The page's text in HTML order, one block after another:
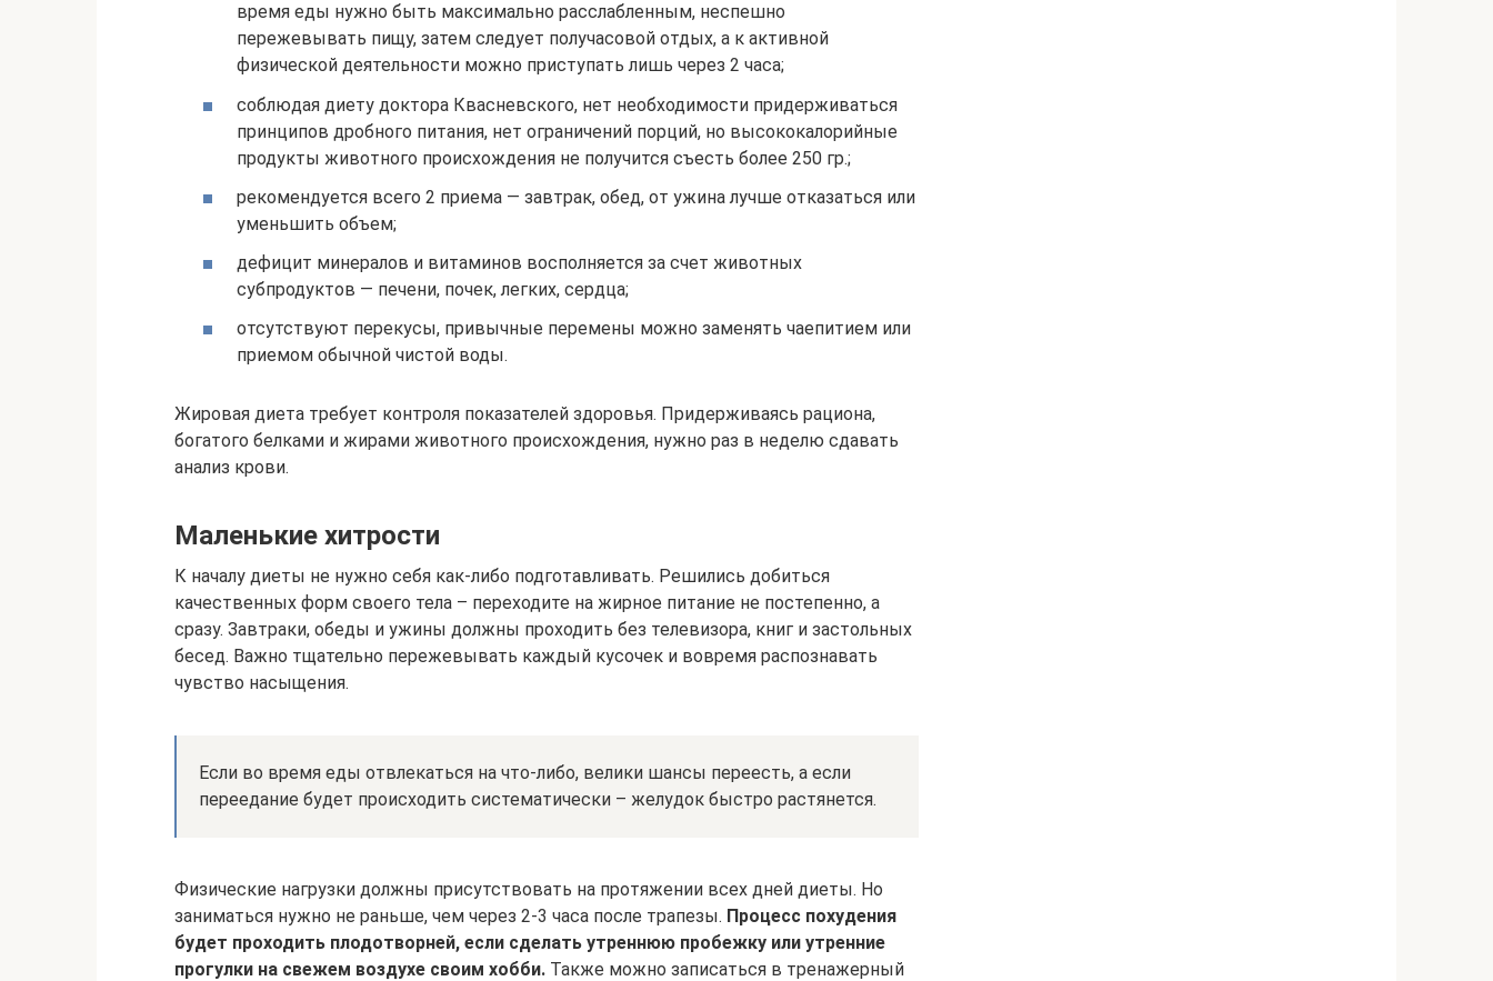
время еды нужно быть максимально расслабленным, неспешно
пережевывать пищу, затем следует получасовой отдых, а к активной
физической деятельности можно приступать лишь через 2 часа;
соблюдая диету доктора Квасневского, нет необходимости придерживаться
принципов дробного питания, нет ограничений порций, но высококалорийные
продукты животного происхождения не получится съесть более 250 гр.;
рекомендуется всего 2 приема — завтрак, обед, от ужина лучше отказаться или
уменьшить объем;
дефицит минералов и витаминов восполняется за счет животных
субпродуктов — печени, почек, легких, сердца;
отсутствуют перекусы, привычные перемены можно заменять чаепитием или
приемом обычной чистой воды.
Жировая диета требует контроля показателей здоровья. Придерживаясь рациона,
богатого белками и жирами животного происхождения, нужно раз в неделю сдавать
анализ крови.
Маленькие хитрости
К началу диеты не нужно себя как-либо подготавливать. Решились добиться
качественных форм своего тела – переходите на жирное питание не постепенно, а
сразу. Завтраки, обеды и ужины должны проходить без телевизора, книг и застольных
бесед. Важно тщательно пережевывать каждый кусочек и вовремя распознавать
чувство насыщения.
Если во время еды отвлекаться на что-либо, велики шансы переесть, а если
переедание будет происходить систематически – желудок быстро растянется.
Физические нагрузки должны присутствовать на протяжении всех дней диеты. Но
заниматься нужно не раньше, чем через 2-3 часа после трапезы. Процесс похудения
будет проходить плодотворней, если сделать утреннюю пробежку или утренние
прогулки на свежем воздухе своим хобби. Также можно записаться в тренажерный